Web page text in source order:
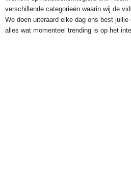
verschillende categorieën waarin wij de
We doen uiteraard elke dag ons best
alles wat momenteel trending is op het